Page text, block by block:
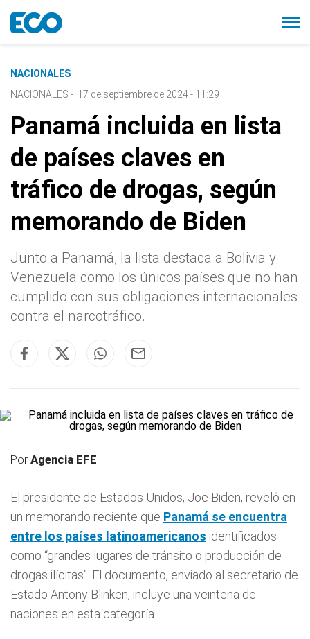
NACIONALES
NACIONALES - 17 de septiembre de 2024 - 11:29
Panamá incluida en lista
de países claves en
tráfico de drogas, según
memorando de Biden
Junto a Panamá, la lista destaca a Bolivia y
Venezuela como los únicos países que no han
cumplido con sus obligaciones internacionales
contra el narcotráfico.
PorAgencia EFE
El presidente de Estados Unidos, Joe Biden, reveló en
un memorando reciente que Panamá se encuentra
entre los países latinoamericanos identificados
como “grandes lugares de tránsito o producción de
drogas ilícitas”. El documento, enviado al secretario de
Estado Antony Blinken, incluye una veintena de
naciones en esta categoría.